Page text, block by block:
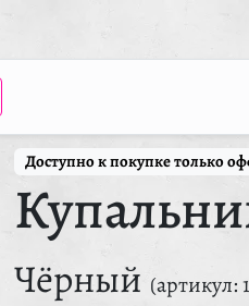
Доступно к покупке только
Чёрный (артикул: